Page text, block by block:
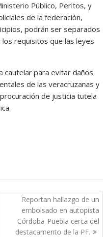
Público, Peritos, y
de la federación,
podrán ser separados
requisitos que las leyes
cautelar para evitar daños
de las veracruzanas y
de justicia tutela
Reportan hallazgo de un
embolsado en autopista
Córdoba-Puebla cerca del
destacamento de la PF.